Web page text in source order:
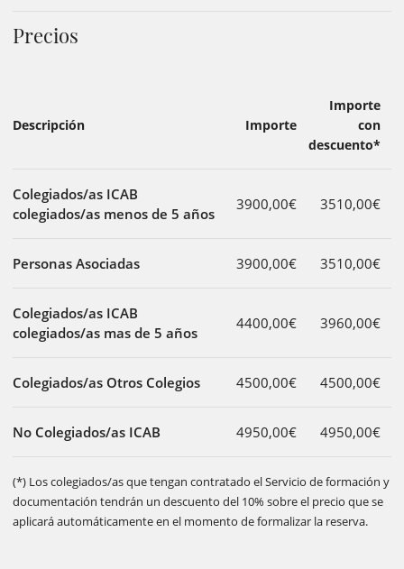
Precios
Descripción Importe
Importe
con
descuento*
Colegiados/as ICAB
colegiados/as menos de 5 años
3900,00€ 3510,00€
Personas Asociadas 3900,00€ 3510,00€
Colegiados/as ICAB
colegiados/as mas de 5 años
4400,00€ 3960,00€
Colegiados/as Otros Colegios 4500,00€ 4500,00€
No Colegiados/as ICAB 4950,00€ 4950,00€
(*) Los colegiados/as que tengan contratado el Servicio de formación y
documentación tendrán un descuento del 10% sobre el precio que se
aplicará automáticamente en el momento de formalizar la reserva.